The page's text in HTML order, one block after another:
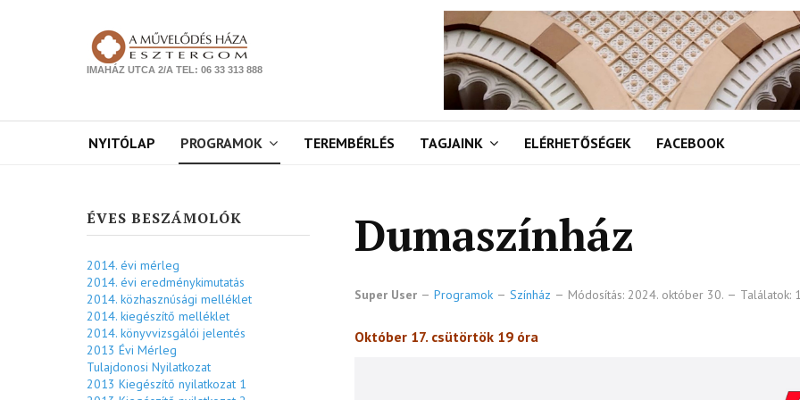
IMAHÁZ UTCA 2/A TEL: 06 33 313 888
NYITÓLAP PROGRAMOK TEREMBÉRLÉS TAGJAINK ELÉRHETŐSÉGEK FACEBOOK
Dumaszínház
Super User Programok Színház Módosítás: 2024. október 30. Találatok:
Október 17. csütörtök 19 óra
ÉVES BESZÁMOLÓK
2014. évi mérleg
2014. évi eredménykimutatás
2014. közhasznúsági melléklet
2014. kiegészítő melléklet
2014. könyvvizsgálói jelentés
2013 Évi Mérleg
Tulajdonosi Nyilatkozat
2013 Kiegészítő nyilatkozat 1